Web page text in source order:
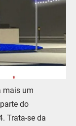
mais um
do
Trata-se da